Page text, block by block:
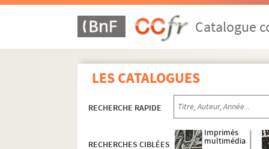
Catalogue
LES CATALOGUES
RECHERCHE RAPIDE
RECHERCHES CIBLÉES
Imprimés
multimédia